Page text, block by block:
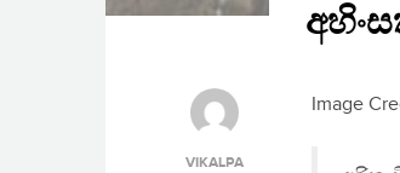
VIKALPA
Image